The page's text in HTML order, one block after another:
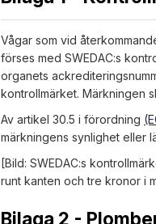
Vågar som vid
förses med SWEDAC:s
organets
kontrollmärket. Märkningen
Av artikel 30.5 i förordning
märkningens synlighet eller
[Bild: SWEDAC:s
runt kanten och tre kronor i
Bilaga 2 -